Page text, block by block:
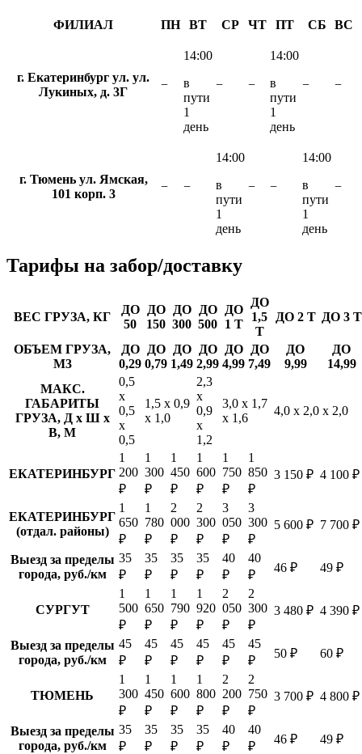
ФИЛИАЛ ПН ВТ СР ЧТ ПТ СБ ВС
г. Екатеринбург ул. ул.
Лукиных, д. 3Г
−
14:00
в
пути
1
день
− −
14:00
в
пути
1
день
− −
г. Тюмень ул. Ямская,
101 корп. 3
− −
14:00
в
пути
1
день
− −
14:00
в
пути
1
день
−
Тарифы на забор/доставку
ВЕС ГРУЗА, КГ
ДО
50
ДО
150
ДО
300
ДО
500
ДО
1 Т
ДО
1,5
Т
ДО 2 Т ДО 3 Т
ОБЪЕМ ГРУЗА,
М3
ДО
0,29
ДО
0,79
ДО
1,49
ДО
2,99
ДО
4,99
ДО
7,49
ДО
9,99
ДО
14,99
МАКС.
ГАБАРИТЫ
ГРУЗА, Д х Ш х
В, М
0,5
х
0,5
х
0,5
1,5 х 0,9
х 1,0
2,3
х
0,9
х
1,2
3,0 х 1,7
х 1,6
4,0 х 2,0 х 2,0
ЕКАТЕРИНБУРГ
1
200
₽
1
300
₽
1
450
₽
1
600
₽
1
750
₽
1
850
₽
3 150 ₽ 4 100 ₽
ЕКАТЕРИНБУРГ
(отдал. районы)
1
650
₽
1
780
₽
2
000
₽
2
300
₽
3
050
₽
3
300
₽
5 600 ₽ 7 700 ₽
Выезд за пределы
города, руб./км
35
₽
35
₽
35
₽
35
₽
40
₽
40
₽
46 ₽ 49 ₽
СУРГУТ
1
500
₽
1
650
₽
1
790
₽
1
920
₽
2
050
₽
2
300
₽
3 480 ₽ 4 390 ₽
Выезд за пределы
города, руб./км
45
₽
45
₽
45
₽
45
₽
45
₽
45
₽
50 ₽ 60 ₽
ТЮМЕНЬ
1
300
₽
1
450
₽
1
600
₽
1
800
₽
2
200
₽
2
750
₽
3 700 ₽ 4 800 ₽
Выезд за пределы
города, руб./км
35
₽
35
₽
35
₽
35
₽
40
₽
40
₽
46 ₽
49 ₽